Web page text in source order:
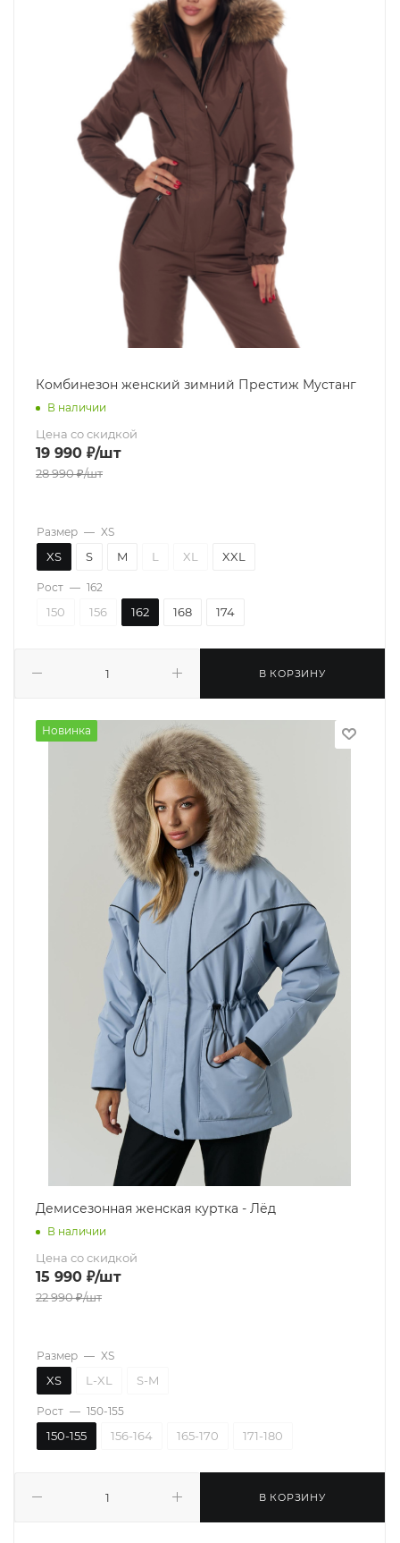
Комбинезон женский зимний Престиж Мустанг
В наличии
Цена со скидкой
19 990 ₽/шт
28 990₽/шт
В КОРЗИНУ
Размер — XS
XS S M L XL XXL
Рост — 162
150 156 162 168 174
Новинка
Демисезонная женская куртка - Лёд
В наличии
Цена со скидкой
15 990 ₽/шт
22 990₽/шт
В КОРЗИНУ
Размер — XS
XS L-XL S-M
Рост — 150-155
150-155 156-164 165-170 171-180